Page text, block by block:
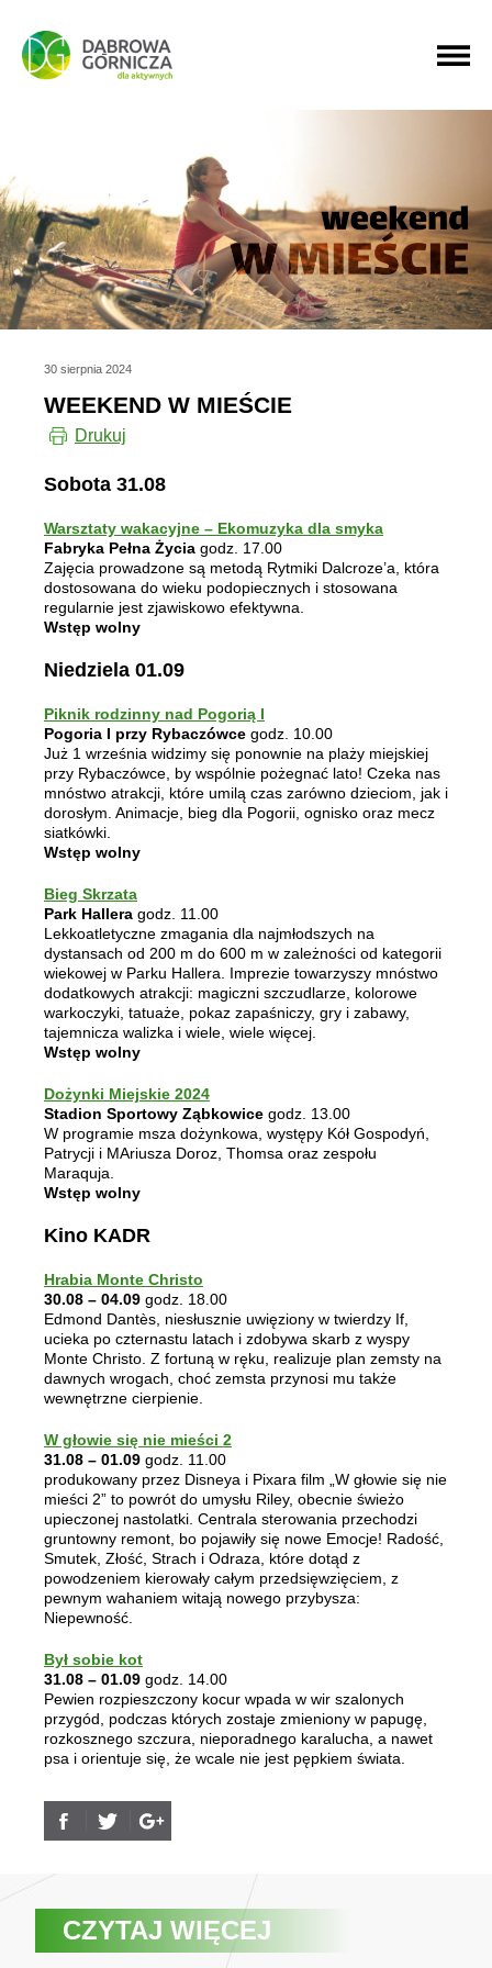
PRZEJDŹ DO MENU GŁÓWNEGO
PRZEJDŹ DO WYSZUKIWARKI
PRZEJDŹ DO TREŚCI
30 sierpnia 2024
WEEKEND W MIEŚCIE
Drukuj
Sobota 31.08
Warsztaty wakacyjne – Ekomuzyka dla smyka
Fabryka Pełna Życia godz. 17.00
Zajęcia prowadzone są metodą Rytmiki Dalcroze’a, która
dostosowana do wieku podopiecznych i stosowana
regularnie jest zjawiskowo efektywna.
Wstęp wolny
Niedziela 01.09
Piknik rodzinny nad Pogorią I
Pogoria I przy Rybaczówce godz. 10.00
Już 1 września widzimy się ponownie na plaży miejskiej
przy Rybaczówce, by wspólnie pożegnać lato! Czeka nas
mnóstwo atrakcji, które umilą czas zarówno dzieciom, jak i
dorosłym . Animacje, bieg dla Pogorii, ognisko oraz mecz
siatkówki.
Wstęp wolny
Bieg Skrzata
Park Hallera godz. 11.00
Lekkoatletyczne zmagania dla najmłodszych na
dystansach od 200 m do 600 m w zależności od kategorii
wiekowej w Parku Hallera. Imprezie towarzyszy mnóstwo
dodatkowych atrakcji: magiczni szczudlarze, kolorowe
warkoczyki, tatuaże, pokaz zapaśniczy, gry i zabawy,
tajemnicza walizka i wiele, wiele więcej.
Wstęp wolny
Dożynki Miejskie 2024
Stadion Sportowy Ząbkowice godz. 13.00
W programie msza dożynkowa, występy Kół Gospodyń,
Patrycji i MAriusza Doroz, Thomsa oraz zespołu
Maraquja.
Wstęp wolny
Kino KADR
Hrabia Monte Christo
30.08 – 04.09 godz. 18.00
Edmond Dantès, niesłusznie uwięziony w twierdzy If,
ucieka po czternastu latach i zdobywa skarb z wyspy
Monte Christo. Z fortuną w ręku, realizuje plan zemsty na
dawnych wrogach, choć zemsta przynosi mu także
wewnętrzne cierpienie.
W głowie się nie mieści 2
31.08 – 01.09 godz. 11.00
produkowany przez Disneya i Pixara film „W głowie się nie
mieści 2” to powrót do umysłu Riley, obecnie świeżo
upieczonej nastolatki. Centrala sterowania przechodzi
gruntowny remont, bo pojawiły się nowe Emocje! Radość,
Smutek, Złość, Strach i Odraza, które dotąd z
powodzeniem kierowały całym przedsięwzięciem, z
pewnym wahaniem witają nowego przybysza:
Niepewność.
Był sobie kot
31.08 – 01.09 godz. 14.00
Pewien rozpieszczony kocur wpada w wir szalonych
przygód, podczas których zostaje zmieniony w papugę,
rozkosznego szczura, nieporadnego karalucha, a nawet
psa i orientuje się, że wcale nie jest pępkiem świata.
CZYTAJ WIĘCEJ